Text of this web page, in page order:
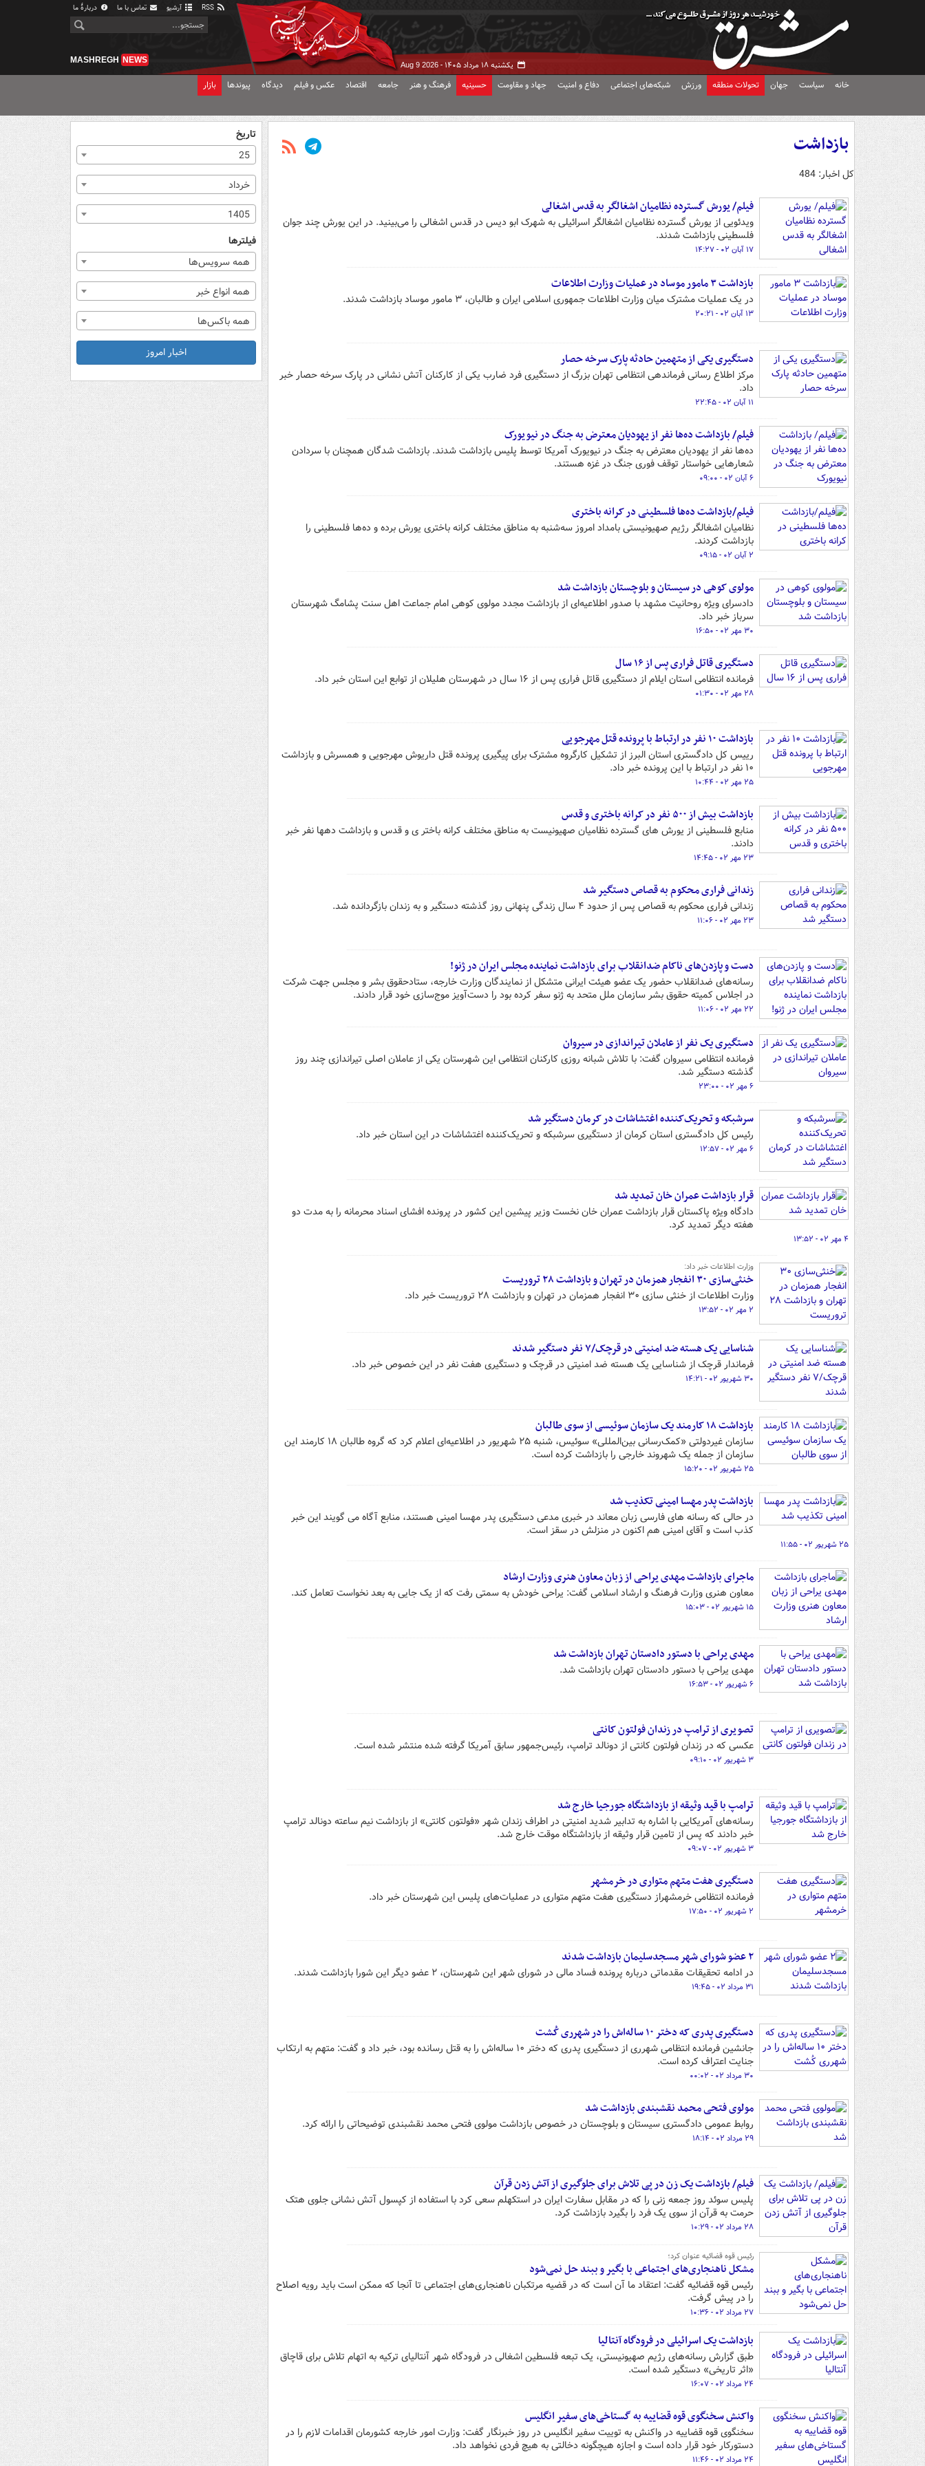
آرشیو تماس با ما دربارهٔ ما
یکشنبه ۱۸ مرداد ۱۴۰۵ - Aug 9 2026
MASHREGH NEWS
خانه سیاست جهان تحولات منطقه ورزش شبکه‌های اجتماعی دفاع و امنیت جهاد و مقاومت حسینیه فرهنگ و هنر جامعه اقتصاد عکس و فیلم دیدگاه پیوندها بازار
بازداشت
کل اخبار: 484
فیلم/ یورش گسترده نظامیان اشغالگر به قدس اشغالی
ویدئویی از یورش گسترده نظامیان اشغالگر اسرائیلی به شهرک ابو دیس در قدس اشغالی را می‌بینید. در این یورش چند جوان
فلسطینی بازداشت شدند.
۱۷ آبان ۰۲ - ۱۴:۲۷
بازداشت ۳ مامور موساد در عملیات وزارت اطلاعات
در یک عملیات مشترک میان وزارت اطلاعات جمهوری اسلامی ایران و طالبان، ۳ مامور موساد بازداشت شدند.
۱۳ آبان ۰۲ - ۲۰:۲۱
دستگیری یکی از متهمین حادثه‌ پارک سرخه حصار
مرکز اطلاع رسانی فرماندهی انتظامی تهران بزرگ از دستگیری فرد ضارب یکی از کارکنان آتش نشانی در پارک سرخه حصار خبر
داد.
۱۱ آبان ۰۲ - ۲۲:۴۵
فیلم/ بازداشت ده‌ها نفر از یهودیان معترض به جنگ در نیویورک
ده‌ها نفر از یهودیان معترض به جنگ در نیویورک آمریکا توسط پلیس بازداشت شدند. بازداشت شدگان همچنان با سردادن
شعارهایی خواستار توقف فوری جنگ در غزه هستند.
۶ آبان ۰۲ - ۰۹:۰۰
فیلم/بازداشت ده‌ها فلسطینی در کرانه باختری
نظامیان اشغالگر رژیم صهیونیستی بامداد امروز سه‌شنبه به مناطق مختلف کرانه باختری یورش برده و ده‌ها فلسطینی را
بازداشت کردند.
۲ آبان ۰۲ - ۰۹:۱۵
مولوی کوهی در سیستان و بلوچستان بازداشت شد
دادسرای ویژه روحانیت مشهد با صدور اطلاعیه‌ای از بازداشت مجدد مولوی کوهی امام جماعت اهل سنت پشامگ شهرستان
سرباز خبر داد.
۳۰ مهر ۰۲ - ۱۶:۵۰
دستگیری قاتل فراری پس از ۱۶ سال
فرمانده انتظامی استان ایلام از دستگیری قاتل فراری پس از ۱۶ سال در شهرستان هلیلان از توابع این استان خبر داد.
۲۸ مهر ۰۲ - ۰۱:۳۰
بازداشت ۱۰ نفر در ارتباط با پرونده قتل مهرجویی
رییس کل دادگستری استان البرز از تشکیل کارگروه مشترک برای پیگیری پرونده قتل داریوش مهرجویی و همسرش و بازداشت
۱۰ نفر در ارتباط با این پرونده خبر داد.
۲۵ مهر ۰۲ - ۱۰:۴۴
بازداشت بیش از ۵۰۰ نفر در کرانه باختری و قدس
منابع فلسطینی از یورش های گسترده نظامیان صهیونیست به مناطق مختلف کرانه باختر ی و قدس و بازداشت دهها نفر خبر
دادند.
۲۳ مهر ۰۲ - ۱۴:۴۵
زندانی فراری محکوم به قصاص دستگیر شد
زندانی فراری محکوم به قصاص پس از حدود ۴ سال زندگی پنهانی روز گذشته دستگیر و به زندان بازگردانده شد.
۲۳ مهر ۰۲ - ۱۱:۰۶
دست و پازدن‌های ناکام ضدانقلاب برای بازداشت نماینده مجلس ایران در ژنو!
رسانه‌های ضدانقلاب حضور یک عضو هیئت ایرانی متشکل از نمایندگان وزارت خارجه، ستادحقوق بشر و مجلس جهت شرکت
در اجلاس کمیته حقوق بشر سازمان ملل متحد به ژنو سفر کرده بود را دست‌آویز موج‌سازی خود قرار دادند.
۲۲ مهر ۰۲ - ۱۱:۰۶
دستگیری یک نفر از عاملان تیراندازی در سیروان
فرمانده انتظامی سیروان گفت: با تلاش شبانه روزی کارکنان انتظامی این شهرستان یکی از عاملان اصلی تیراندازی چند روز
گذشته دستگیر شد.
۶ مهر ۰۲ - ۲۳:۰۰
سرشبکه و تحریک‌کننده اغتشاشات در کرمان دستگیر شد
رئیس کل دادگستری استان کرمان از دستگیری سرشبکه و تحریک‌کننده اغتشاشات در این استان خبر داد.
۶ مهر ۰۲ - ۱۲:۵۷
قرار بازداشت عمران خان تمدید شد
دادگاه ویژه پاکستان قرار بازداشت عمران خان نخست وزیر پیشین این کشور در پرونده افشای اسناد محرمانه را به مدت دو
هفته دیگر تمدید کرد.
۴ مهر ۰۲ - ۱۳:۵۲
وزارت اطلاعات خبر داد:
خنثی‌سازی ۳۰ انفجار همزمان در تهران و بازداشت ۲۸ تروریست
وزارت اطلاعات از خنثی سازی ۳۰ انفجار همزمان در تهران و بازداشت ۲۸ تروریست خبر داد.
۲ مهر ۰۲ - ۱۳:۵۲
شناسایی یک هسته ضد امنیتی در قرچک/۷ نفر دستگیر شدند
فرماندار قرچک از شناسایی یک هسته ضد امنیتی در قرچک و دستگیری هفت نفر در این خصوص خبر داد.
۳۰ شهریور ۰۲ - ۱۴:۲۱
بازداشت ۱۸ کارمند یک سازمان سوئیسی از سوی طالبان
سازمان غیردولتی «کمک‌رسانی بین‌المللی» سوئیس، شنبه ۲۵ شهریور در اطلاعیه‌ای اعلام کرد که گروه طالبان ۱۸ کارمند این
سازمان از جمله یک شهروند خارجی را بازداشت کرده است.
۲۵ شهریور ۰۲ - ۱۵:۲۰
بازداشت پدر مهسا امینی تکذیب شد
در حالی که رسانه های فارسی زبان معاند در خبری مدعی دستگیری پدر مهسا امینی هستند، منابع آگاه می گویند این خبر
کذب است و آقای امینی هم اکنون در منزلش در سقز است.
۲۵ شهریور ۰۲ - ۱۱:۵۵
ماجرای بازداشت مهدی یراحی از زبان معاون هنری وزارت ارشاد
معاون هنری وزارت فرهنگ و ارشاد اسلامی گفت: یراحی خودش به‌ سمتی رفت که از یک جایی به بعد نخواست تعامل کند.
۱۵ شهریور ۰۲ - ۱۵:۰۳
مهدی یراحی با دستور دادستان تهران بازداشت شد
مهدی یراحی با دستور دادستان تهران بازداشت شد.
۶ شهریور ۰۲ - ۱۶:۵۳
تصویری از ترامپ در زندان فولتون کانتی
عکسی که در زندان فولتون کانتی از دونالد ترامپ، رئیس‌جمهور سابق آمریکا گرفته شده منتشر شده است.
۳ شهریور ۰۲ - ۰۹:۱۰
ترامپ با قید وثیقه از بازداشتگاه جورجیا خارج شد
رسانه‌های آمریکایی با اشاره به تدابیر شدید امنیتی در اطراف زندان شهر «فولتون کانتی» از بازداشت نیم ساعته دونالد ترامپ
خبر دادند که پس از تامین قرار وثیقه از بازداشتگاه موقت خارج شد.
۳ شهریور ۰۲ - ۰۹:۰۷
دستگیری هفت متهم متواری در خرمشهر
فرمانده انتظامی خرمشهراز دستگیری هفت متهم متواری در عملیات‌های پلیس این شهرستان خبر داد.
۲ شهریور ۰۲ - ۱۷:۵۰
۲ عضو شورای شهر مسجدسلیمان بازداشت شدند
در ادامه تحقیقات مقدماتی درباره پرونده فساد مالی در شورای شهر این شهرستان، ۲ عضو دیگر این شورا بازداشت شدند.
۳۱ مرداد ۰۲ - ۱۹:۴۵
دستگیری پدری که دختر ۱۰ ساله‌اش را در شهرری کُشت
جانشین فرمانده انتظامی شهرری از دستگیری پدری که دختر ۱۰ ساله‌اش را به قتل رسانده بود، خبر داد و گفت: متهم به ارتکاب
جنایت اعتراف کرده است.
۳۰ مرداد ۰۲ - ۰۰:۰۲
مولوی فتحی محمد نقشبندی بازداشت شد
روابط عمومی دادگستری سیستان و بلوچستان در خصوص بازداشت مولوی فتحی محمد نقشبندی توضیحاتی را ارائه کرد.
۲۹ مرداد ۰۲ - ۱۸:۱۴
فیلم/ بازداشت یک زن در پی تلاش برای جلوگیری از آتش زدن قرآن
پلیس سوئد روز جمعه زنی را که در مقابل سفارت ایران در استکهلم سعی کرد با استفاده از کپسول آتش نشانی جلوی هتک
حرمت به قرآن از سوی یک فرد را بگیرد بازداشت کرد.
۲۸ مرداد ۰۲ - ۱۰:۲۹
رئیس قوه قضائیه عنوان کرد؛
مشکل ناهنجاری‌های اجتماعی با بگیر و ببند حل نمی‌شود
رئیس قوه قضائیه گفت: اعتقاد ما آن است که در قضیه مرتکبان ناهنجاری‌های اجتماعی تا آنجا که ممکن است باید رویه اصلاح
را در پیش گرفت.
۲۷ مرداد ۰۲ - ۱۰:۳۶
بازداشت یک اسرائیلی در فرودگاه آنتالیا
طبق گزارش رسانه‌های رژیم صهیونیستی، یک تبعه فلسطین اشغالی در فرودگاه شهر آنتالیای ترکیه به اتهام تلاش برای قاچاق
«اثر تاریخی» دستگیر شده است.
۲۴ مرداد ۰۲ - ۱۶:۰۷
واکنش سخنگوی قوه قضاییه به گستاخی‌های سفیر انگلیس
سخنگوی قوه قضاییه در واکنش به توییت سفیر انگلیس در روز خبرنگار گفت: وزارت امور خارجه کشورمان اقدامات لازم را در
دستورکار خود قرار داده است و اجازه هیچگونه دخالتی به هیچ فردی نخواهد داد.
۲۴ مرداد ۰۲ - ۱۱:۴۶
تاریخ
25
خرداد
1405
فیلترها
همه سرویس‌ها
همه انواع خبر
همه باکس‌ها
اخبار امروز